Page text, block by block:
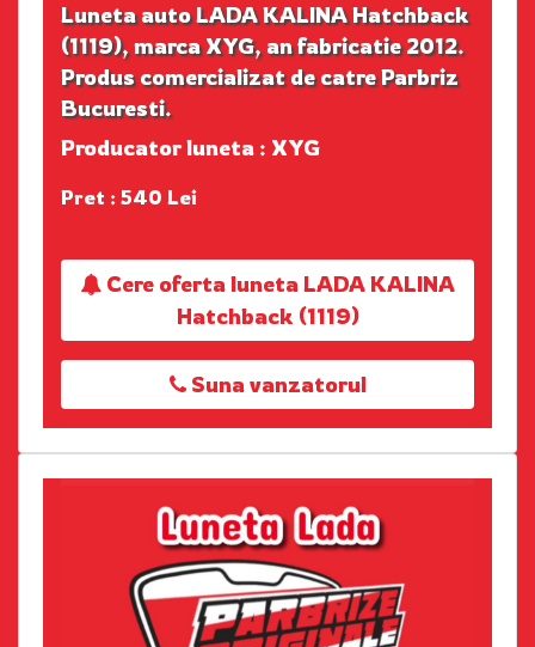
Luneta auto LADA KALINA Hatchback
(1119), marca XYG, an fabricatie 2012.
Produs comercializat de catre Parbriz
Bucuresti.
Producator luneta : XYG
Pret : 540 Lei
Cere oferta luneta LADA KALINA
Hatchback (1119)
Suna vanzatorul